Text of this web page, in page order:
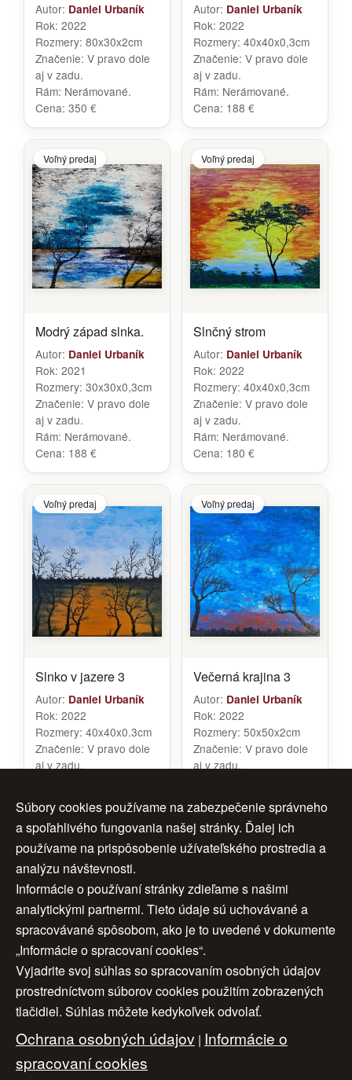
Autor: Daniel Urbaník
Rok: 2022
Rozmery: 80x30x2cm
Značenie: V pravo dole
aj v zadu.
Rám: Nerámované.
Cena: 350 €
Autor: Daniel Urbaník
Rok: 2022
Rozmery: 40x40x0,3cm
Značenie: V pravo dole
aj v zadu.
Rám: Nerámované.
Cena: 188 €
Voľný predaj
Modrý západ slnka.
Autor: Daniel Urbaník
Rok: 2021
Rozmery: 30x30x0,3cm
Značenie: V pravo dole
aj v zadu.
Rám: Nerámované.
Cena: 188 €
Voľný predaj
Slnčný strom
Autor: Daniel Urbaník
Rok: 2022
Rozmery: 40x40x0,3cm
Značenie: V pravo dole
aj v zadu.
Rám: Nerámované.
Cena: 180 €
Voľný predaj
Slnko v jazere 3
Autor: Daniel Urbaník
Rok: 2022
Rozmery: 40x40x0.3cm
Značenie: V pravo dole
aj v zadu.
Voľný predaj
Večerná krajina 3
Autor: Daniel Urbaník
Rok: 2022
Rozmery: 50x50x2cm
Značenie: V pravo dole
aj v zadu.
>>
1
4 5 6 7
Úvod | O nás | Obchodné podmienky |
Ochrana osobných údajov | Cookies
Nastavenia cookies | Cenník | Aktuality | Kontakt
|
Súbory cookies používame na zabezpečenie správneho
a spoľahlivého fungovania našej stránky. Ďalej ich
používame na prispôsobenie užívateľského prostredia a
analýzu návštevnosti.
Informácie o používaní stránky zdieľame s našimi
analytickými partnermi. Tieto údaje sú uchovávané a
spracovávané spôsobom, ako je to uvedené v dokumente
„Informácie o spracovaní cookies“.
Vyjadrite svoj súhlas so spracovaním osobných údajov
prostredníctvom súborov cookies použitím zobrazených
tlačidiel. Súhlas môžete kedykoľvek odvolať.
Ochrana osobných údajov | Informácie o
spracovaní cookies